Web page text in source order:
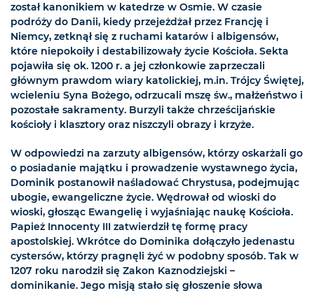
został kanonikiem w katedrze w Osmie. W czasie
podróży do Danii, kiedy przejeżdżał przez Francję i
Niemcy, zetknął się z ruchami katarów i albigensów,
które niepokoiły i destabilizowały życie Kościoła. Sekta
pojawiła się ok. 1200 r. a jej członkowie zaprzeczali
głównym prawdom wiary katolickiej, m.in. Trójcy Świętej,
wcieleniu Syna Bożego, odrzucali mszę św., małżeństwo i
pozostałe sakramenty. Burzyli także chrześcijańskie
kościoły i klasztory oraz niszczyli obrazy i krzyże.
W odpowiedzi na zarzuty albigensów, którzy oskarżali go
o posiadanie majątku i prowadzenie wystawnego życia,
Dominik postanowił naśladować Chrystusa, podejmując
ubogie, ewangeliczne życie. Wędrował od wioski do
wioski, głosząc Ewangelię i wyjaśniając naukę Kościoła.
Papież Innocenty III zatwierdził tę formę pracy
apostolskiej. Wkrótce do Dominika dołączyło jedenastu
cystersów, którzy pragnęli żyć w podobny sposób. Tak w
1207 roku narodził się Zakon Kaznodziejski –
dominikanie. Jego misją stało się głoszenie słowa